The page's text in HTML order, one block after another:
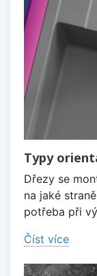
Typy
Dřezy se
na jaké
potřeba při
Číst více